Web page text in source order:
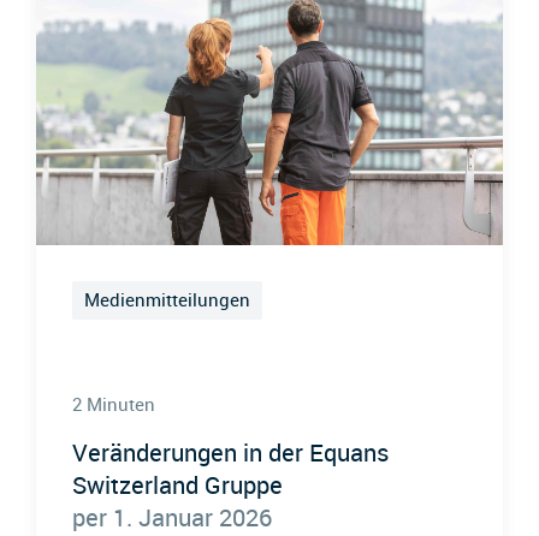
Medienmitteilungen
2 Minuten
Veränderungen in der Equans
Switzerland Gruppe
per 1. Januar 2026